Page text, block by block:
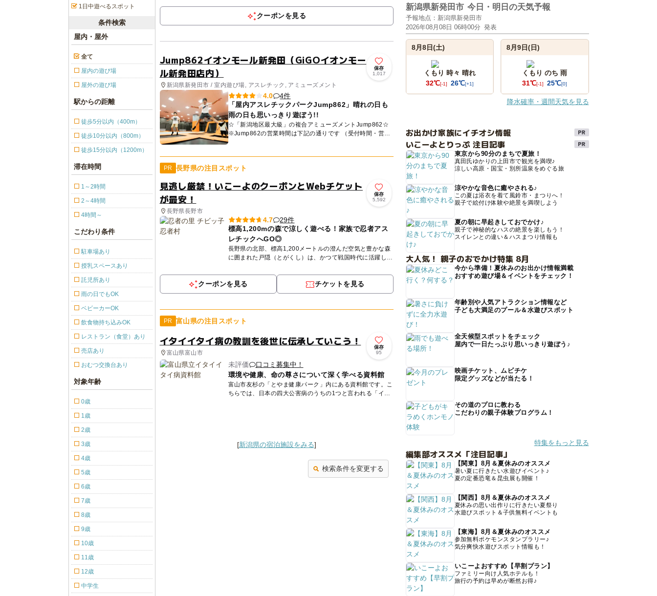
り...
クーポンを見る
Jump862イオンモール新発田（GiGOイオンモー
ル新発田店内）
新潟県新発田市 / 室内遊び場, アスレチック, アミューズメント
保存
1,017
4.0
4件
「屋内アスレチックパークJump862」晴れの日も
雨の日も思いっきり遊ぼう!!
☆「新潟地区最大級」の複合アミューズメントJump862☆
※Jump862の営業時間は下記の通りです （受付時間・営業
時間等予告なく変更になる場合がございます） ...
PR 長野県の注目スポット
見逃し厳禁！いこーよのクーポンとWebチケット
が最安！
長野県長野市
保存
5,592
4.7
29件
標高1,200mの森で涼しく遊べる！家族で忍者アス
レチックへGO◎
長野県の北部、標高1,200メートルの澄んだ空気と豊かな森
に囲まれた戸隠（とがくし）は、かつて戦国時代に活躍した
この地に...
クーポンを見る チケットを見る
PR 富山県の注目スポット
イタイイタイ病の教訓を後世に伝承していこう！
富山県富山市
保存
95
未評価
口コミ募集中！
環境や健康、命の尊さについて深く学べる資料館
富山市友杉の「とやま健康パーク」内にある資料館です。こ
ちらでは、日本の四大公害病のうちの1つと言われる「イタ
[新潟県の宿泊施設をみる]
検索条件を変更する
1日中遊べるスポット
条件検索
屋内・屋外
全て
屋内の遊び場
屋外の遊び場
駅からの距離
徒歩5分以内（400m）
徒歩10分以内（800m）
徒歩15分以内（1200m）
滞在時間
1～2時間
2～4時間
4時間～
こだわり条件
駐車場あり
授乳スペースあり
託児所あり
雨の日でもOK
ベビーカーOK
飲食物持ち込みOK
レストラン（食堂）あり
売店あり
おむつ交換台あり
対象年齢
0歳
1歳
2歳
3歳
4歳
5歳
6歳
7歳
8歳
9歳
10歳
11歳
12歳
中学生
新潟県新発田市 今日・明日の天気予報
予報地点：新潟県新発田市
2026年08月08日 06時00分 発表
8月8日(土)
くもり 時々 晴れ
32℃[-1] 26℃[+1]
8月9日(日)
くもり のち 雨
31℃[-1] 25℃[0]
降水確率・週間天気を見る
お出かけ家族にイチオシ情報
いこーよとりっぷ 注目記事
東京から90分のまちで夏旅！
真田氏ゆかりの上田市で観光を満喫♪
涼しい高原・国宝・別所温泉をめぐる旅
涼やかな音色に癒やされる♪
この夏は浴衣を着て風鈴市・まつりへ！
親子で絵付け体験や絶景を満喫しよう
夏の朝に早起きしておでかけ♪
親子で神秘的なハスの絶景を楽しもう！
スイレンとの違い＆ハスまつり情報も
大人気！ 親子のおでかけ特集 8月
今から準備！夏休みのお出かけ情報満載
おすすめ遊び場＆イベントをチェック！
年齢別や人気アトラクション情報など
子ども大満足のプール＆水遊びスポット
全天候型スポットをチェック
屋内で一日たっぷり思いっきり遊ぼう♪
映画チケット、ムビチケ
限定グッズなどが当たる！
その道のプロに教わる
こだわりの親子体験プログラム！
特集をもっと見る
編集部オススメ「注目記事」
【関東】8月＆夏休みのオススメ
暑い夏に行きたい水遊びイベント♪
夏の定番恐竜＆昆虫展も開催！
【関西】8月＆夏休みのオススメ
夏休みの思い出作りに行きたい夏祭り
水遊びスポット＆子供無料イベントも
【東海】8月＆夏休みのオススメ
参加無料ポケモンスタンプラリー♪
気分爽快水遊びスポット情報も！
いこーよおすすめ【早割プラン】
ファミリー向け人気ホテルも！
旅行の予約は早めが断然お得♪